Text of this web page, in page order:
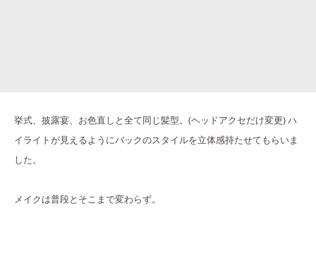
挙式、披露宴、お色直しと全て同じ髪型。(ヘッドアクセだけ変更) ハ
イライトが見えるようにバックのスタイルを立体感持たせてもらいま
した。
メイクは普段とそこまで変わらず。